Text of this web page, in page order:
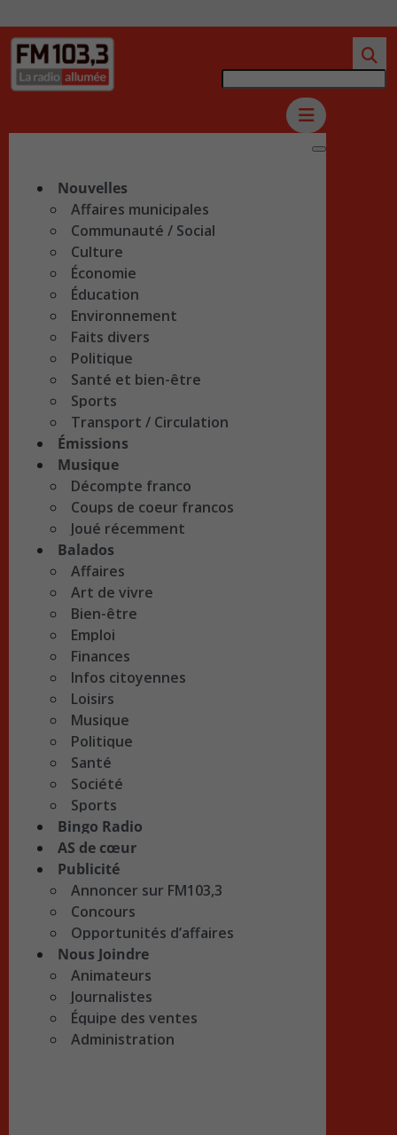
Nouvelles
Affaires municipales
Communauté / Social
Culture
Économie
Éducation
Environnement
Faits divers
Politique
Santé et bien-être
Sports
Transport / Circulation
Émissions
Musique
Décompte franco
Coups de coeur francos
Joué récemment
Balados
Affaires
Art de vivre
Bien-être
Emploi
Finances
Infos citoyennes
Loisirs
Musique
Politique
Santé
Société
Sports
Bingo Radio
AS de cœur
Publicité
Annoncer sur FM103,3
Concours
Opportunités d’affaires
Nous Joindre
Animateurs
Journalistes
Équipe des ventes
Administration